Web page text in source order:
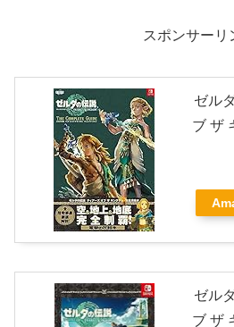
スポンサーリ
ゼル
ブ ザ
ゼル
ブ ザ